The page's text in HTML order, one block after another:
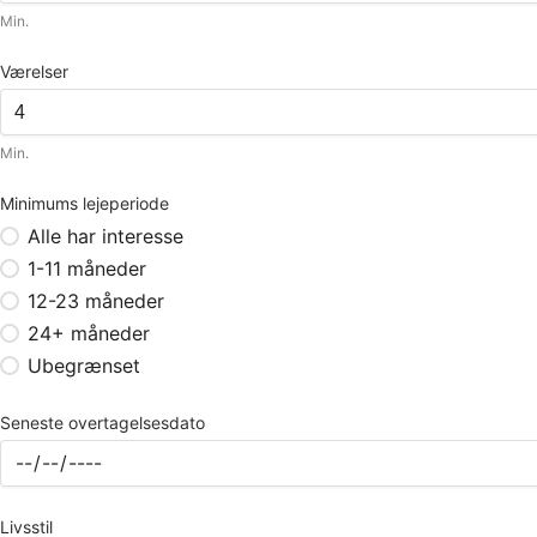
Min.
Værelser
Min.
Minimums lejeperiode
Alle har interesse
1-11 måneder
12-23 måneder
24+ måneder
Ubegrænset
Seneste overtagelsesdato
Livsstil